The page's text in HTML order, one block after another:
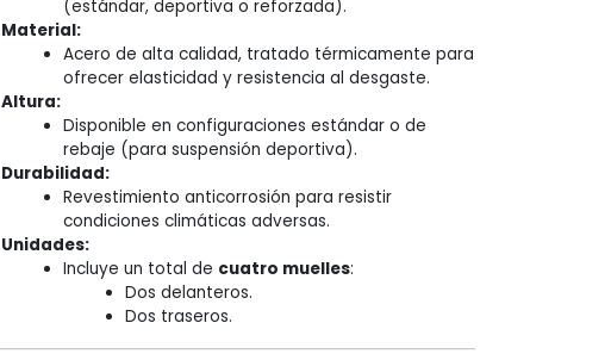
(estándar, deportiva o reforzada).
Material:
Acero de alta calidad, tratado térmicamente para
ofrecer elasticidad y resistencia al desgaste.
Altura:
Disponible en configuraciones estándar o de
rebaje (para suspensión deportiva).
Durabilidad:
Revestimiento anticorrosión para resistir
condiciones climáticas adversas.
Unidades:
Incluye un total de cuatro muelles:
Dos delanteros.
Dos traseros.